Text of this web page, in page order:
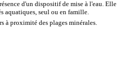
d'un dispositif de mise à l'eau.
aquatiques, seul ou en famille.
à proximité des plages minérales.